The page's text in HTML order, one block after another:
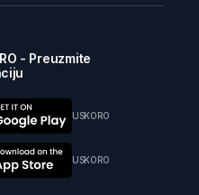
- Preuzmite
USKORO
USKORO